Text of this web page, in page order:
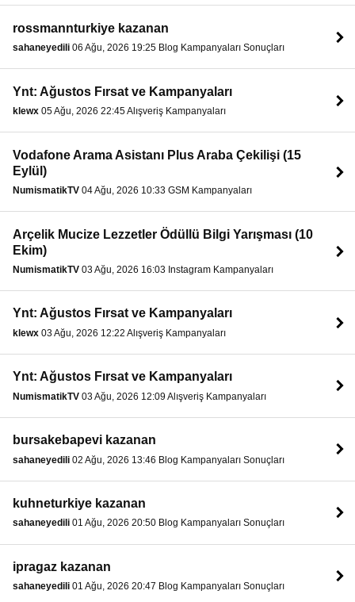
rossmannturkiye kazanan
sahaneyedili 06 Ağu, 2026 19:25 Blog Kampanyaları Sonuçları
Ynt: Ağustos Fırsat ve Kampanyaları
klewx 05 Ağu, 2026 22:45 Alışveriş Kampanyaları
Vodafone Arama Asistanı Plus Araba Çekilişi (15
Eylül)
NumismatikTV 04 Ağu, 2026 10:33 GSM Kampanyaları
Arçelik Mucize Lezzetler Ödüllü Bilgi Yarışması (10
Ekim)
NumismatikTV 03 Ağu, 2026 16:03 Instagram Kampanyaları
Ynt: Ağustos Fırsat ve Kampanyaları
klewx 03 Ağu, 2026 12:22 Alışveriş Kampanyaları
Ynt: Ağustos Fırsat ve Kampanyaları
NumismatikTV 03 Ağu, 2026 12:09 Alışveriş Kampanyaları
bursakebapevi kazanan
sahaneyedili 02 Ağu, 2026 13:46 Blog Kampanyaları Sonuçları
kuhneturkiye kazanan
sahaneyedili 01 Ağu, 2026 20:50 Blog Kampanyaları Sonuçları
ipragaz kazanan
sahaneyedili 01 Ağu, 2026 20:47 Blog Kampanyaları Sonuçları